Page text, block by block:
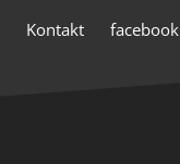
Kontakt facebook